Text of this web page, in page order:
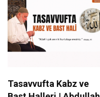
Tasavvufta Kabz ve